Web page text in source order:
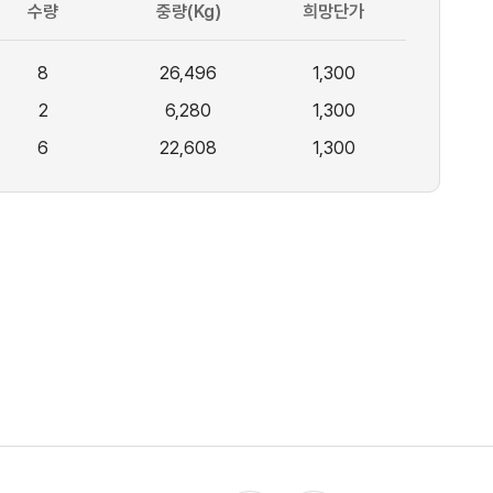
수량 중량(Kg) 희망단가
8 26,496
1,300
2
6,280
1,300
6
22,608 1,300